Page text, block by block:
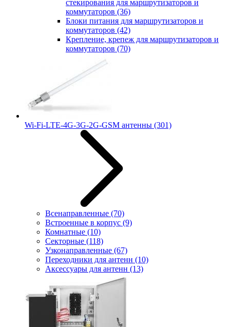
стекирования для маршрутизаторов и
коммутаторов (36)
Блоки питания для маршрутизаторов и
коммутаторов (42)
Крепление, крепеж для маршрутизаторов и
коммутаторов (70)
Wi-Fi-LTE-4G-3G-2G-GSM антенны (301)
Всенаправленные (70)
Встроенные в корпус (9)
Комнатные (10)
Секторные (118)
Узконаправленные (67)
Переходники для антенн (10)
Аксессуары для антенн (13)